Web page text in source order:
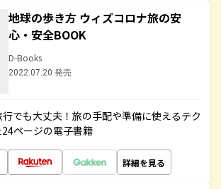
地球の歩き方 ウィズコロナ旅の安
心・安全BOOK
D-Books
2022.07.20 発売
でも大丈夫！旅の手配や準備に使えるテク
ページの電子書籍
詳細を見る